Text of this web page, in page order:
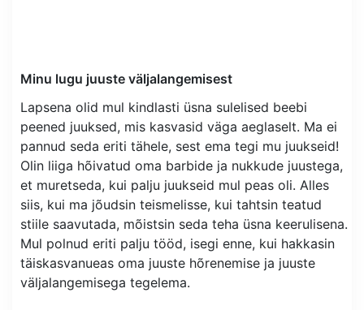
Minu lugu juuste väljalangemisest
Lapsena olid mul kindlasti üsna sulelised beebi
peened juuksed, mis kasvasid väga aeglaselt. Ma ei
pannud seda eriti tähele, sest ema tegi mu juukseid!
Olin liiga hõivatud oma barbide ja nukkude juustega,
et muretseda, kui palju juukseid mul peas oli. Alles
siis, kui ma jõudsin teismelisse, kui tahtsin teatud
stiile saavutada, mõistsin seda teha üsna keerulisena.
Mul polnud eriti palju tööd, isegi enne, kui hakkasin
täiskasvanueas oma juuste hõrenemise ja juuste
väljalangemisega tegelema.